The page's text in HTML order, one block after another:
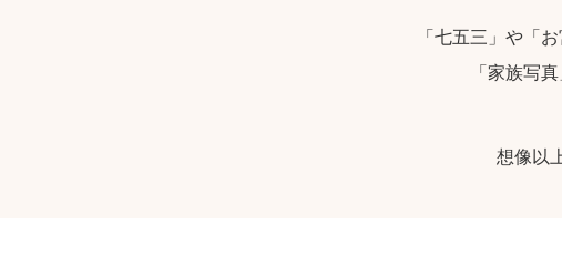
「七五三」や「
「家族写
想像以